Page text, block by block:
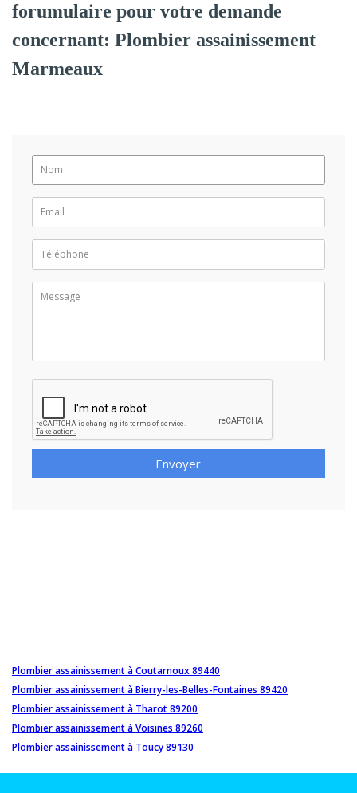
forumulaire pour votre demande
concernant: Plombier assainissement
Marmeaux
Envoyer
Plombier assainissement à Coutarnoux 89440
Plombier assainissement à Bierry-les-Belles-Fontaines 89420
Plombier assainissement à Tharot 89200
Plombier assainissement à Voisines 89260
Plombier assainissement à Toucy 89130